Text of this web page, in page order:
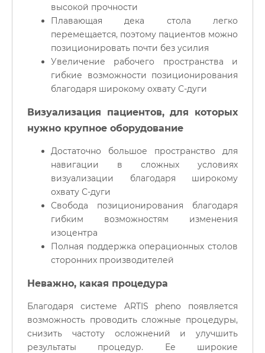
высокой прочности
Плавающая дека стола легко
перемещается, поэтому пациентов можно
позиционировать почти без усилия
Увеличение рабочего пространства и
гибкие возможности позиционирования
благодаря широкому охвату С-дуги
Визуализация пациентов, для которых
нужно крупное оборудование
Достаточно большое пространство для
навигации в сложных условиях
визуализации благодаря широкому
охвату С-дуги
Свобода позиционирования благодаря
гибким возможностям изменения
изоцентра
Полная поддержка операционных столов
сторонних производителей
Неважно, какая процедура
Благодаря системе ARTIS pheno появляется
возможность проводить сложные процедуры,
снизить частоту осложнений и улучшить
результаты процедур. Ее широкие